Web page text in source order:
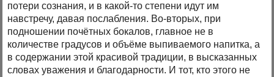
потери сознания, и в какой-то степени идут им
навстречу, давая послабления. Во-вторых, при
подношении почётных бокалов, главное не в
количестве градусов и объёме выпиваемого напитка, а
в содержании этой красивой традиции, в высказанных
словах уважения и благодарности. И тот, кто этого не